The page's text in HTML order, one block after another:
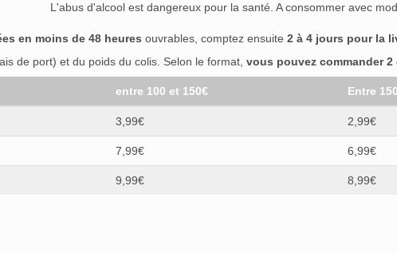
L'abus d'alcool est dangereux pour la santé. A consommer avec
en moins de 48 heures ouvrables, comptez ensuite 2 à 4 jours pour la
de port) et du poids du colis. Selon le format, vous pouvez commander
entre 100 et 150€ Entre
3,99€ 2,99€
7,99€ 6,99€
9,99€ 8,99€